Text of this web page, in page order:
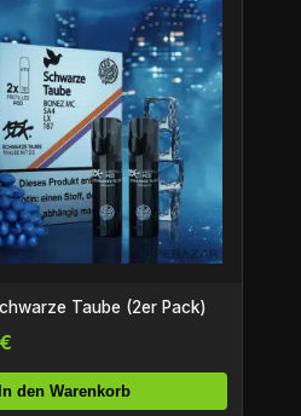
Taube (2er Pack)
In den Warenkorb